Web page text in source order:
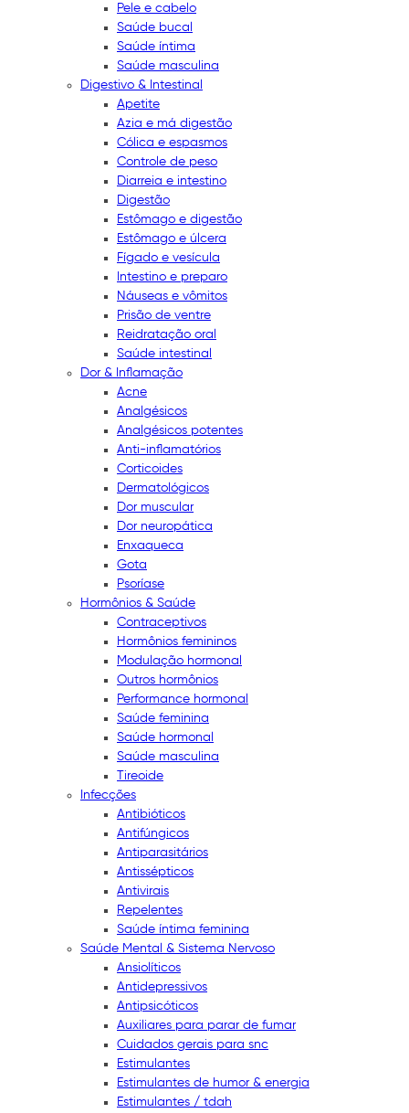
Pele e cabelo
Saúde bucal
Saúde íntima
Saúde masculina
Digestivo & Intestinal
Apetite
Azia e má digestão
Cólica e espasmos
Controle de peso
Diarreia e intestino
Digestão
Estômago e digestão
Estômago e úlcera
Fígado e vesícula
Intestino e preparo
Náuseas e vômitos
Prisão de ventre
Reidratação oral
Saúde intestinal
Dor & Inflamação
Acne
Analgésicos
Analgésicos potentes
Anti-inflamatórios
Corticoides
Dermatológicos
Dor muscular
Dor neuropática
Enxaqueca
Gota
Psoríase
Hormônios & Saúde
Contraceptivos
Hormônios femininos
Modulação hormonal
Outros hormônios
Performance hormonal
Saúde feminina
Saúde hormonal
Saúde masculina
Tireoide
Infecções
Antibióticos
Antifúngicos
Antiparasitários
Antissépticos
Antivirais
Repelentes
Saúde íntima feminina
Saúde Mental & Sistema Nervoso
Ansiolíticos
Antidepressivos
Antipsicóticos
Auxiliares para parar de fumar
Cuidados gerais para snc
Estimulantes
Estimulantes de humor & energia
Estimulantes / tdah